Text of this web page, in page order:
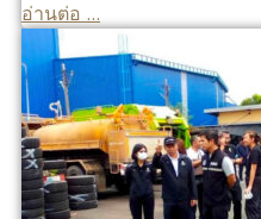
อ่านต่อ ...